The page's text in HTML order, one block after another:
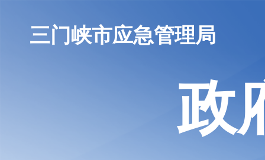
三门峡市应急管理局
政